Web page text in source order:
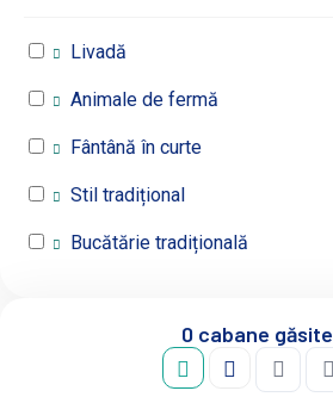
Livadă
Animale de fermă
Fântână în curte
Stil tradițional
Bucătărie tradițională
0 cabane găsite